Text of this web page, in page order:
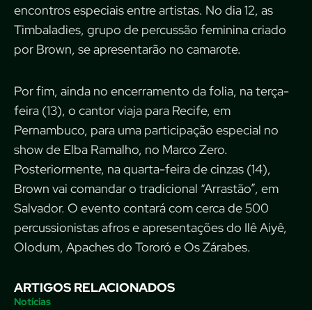
encontros especiais entre artistas. No dia 12, as
Timbaladies, grupo de percussão feminina criado
por Brown, se apresentarão no camarote.
Por fim, ainda no encerramento da folia, na terça-
feira (13), o cantor viaja para Recife, em
Pernambuco, para uma participação especial no
show de Elba Ramalho, no Marco Zero.
Posteriormente, na quarta-feira de cinzas (14),
Brown vai comandar o tradicional “Arrastão”, em
Salvador. O evento contará com cerca de 500
percussionistas afros e apresentações do Ilê Aiyê,
Olodum, Apaches do Tororó e Os Zárabes.
ARTIGOS RELACIONADOS
Notícias